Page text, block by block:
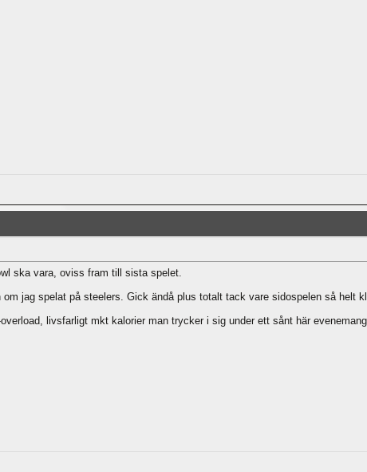
ska vara, oviss fram till sista spelet.
jag spelat på steelers. Gick ändå plus totalt tack vare sidospelen så helt
livsfarligt mkt kalorier man trycker i sig under ett sånt här evenemang